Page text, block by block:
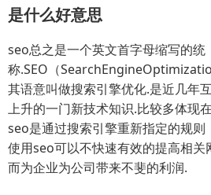
是什么好意思
seo总之是一个英文首字母缩写的统
称.SEO（
其语意叫做搜索引擎优化.是近几年
上升的一门新技术知识.比较多体现
seo是通过搜索引擎重新指定的规则
使用seo可以不快速有效的提高相关
而为企业为公司带来不斐的利润.